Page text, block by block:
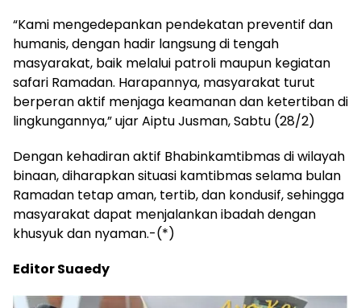
“Kami mengedepankan pendekatan preventif dan
humanis, dengan hadir langsung di tengah
masyarakat, baik melalui patroli maupun kegiatan
safari Ramadan. Harapannya, masyarakat turut
berperan aktif menjaga keamanan dan ketertiban di
lingkungannya,” ujar Aiptu Jusman, Sabtu (28/2)
Dengan kehadiran aktif Bhabinkamtibmas di wilayah
binaan, diharapkan situasi kamtibmas selama bulan
Ramadan tetap aman, tertib, dan kondusif, sehingga
masyarakat dapat menjalankan ibadah dengan
khusyuk dan nyaman.-(*)
Editor Suaedy